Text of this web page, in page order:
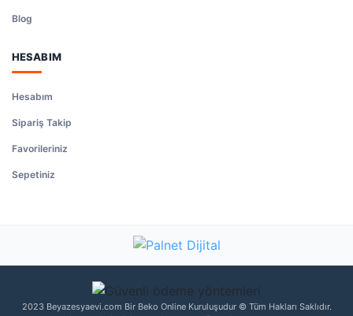
Blog
HESABIM
Hesabım
Sipariş Takip
Favorileriniz
Sepetiniz
2023 Beyazesyaevi.com Bir Beko Online Kuruluşudur © Tüm Hakları Saklıdır.